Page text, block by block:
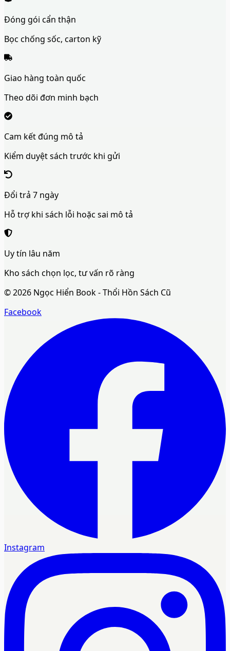
Đóng gói cẩn thận
Bọc chống sốc, carton kỹ
Giao hàng toàn quốc
Theo dõi đơn minh bạch
Cam kết đúng mô tả
Kiểm duyệt sách trước khi gửi
Đổi trả 7 ngày
Hỗ trợ khi sách lỗi hoặc sai mô tả
Uy tín lâu năm
Kho sách chọn lọc, tư vấn rõ ràng
©2026 Ngọc Hiển Book - Thổi Hồn Sách Cũ
Facebook
Instagram